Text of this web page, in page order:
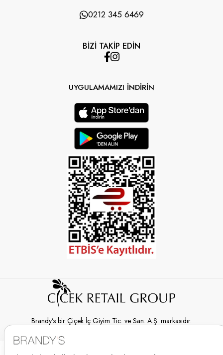
0212 345 6469
BİZİ TAKİP EDİN
UYGULAMAMIZI İNDİRİN
Brandy’s bir Çiçek İç Giyim Tic. ve San. A.Ş. markasıdır.
© 2026 Brandy’s | Her hakkı saklıdır.